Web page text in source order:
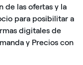
de las ofertas y la
para posibilitar a
digitales de
y Precios con